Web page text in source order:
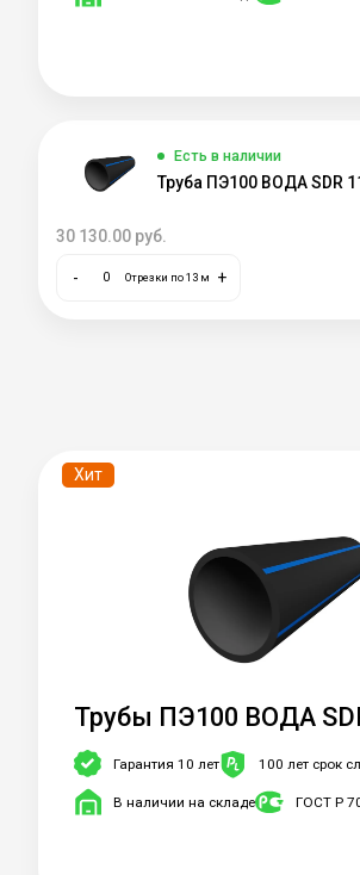
Есть в наличии
Труба ПЭ100 ВОДА SDR
30 130.00 руб.
- Отрезки по 13 м +
Хит
Трубы ПЭ100 ВОДА
Гарантия 10 лет 100 лет срок
В наличии на складе ГОСТ Р